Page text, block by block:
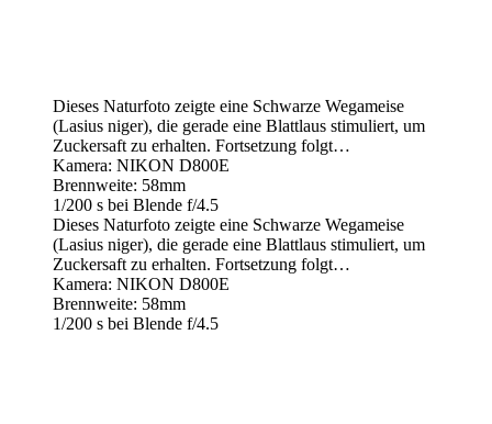
Dieses Naturfoto zeigte eine Schwarze Wegameise
(Lasius niger), die gerade eine Blattlaus stimuliert, um
Zuckersaft zu erhalten. Fortsetzung folgt…
Kamera: NIKON D800E
Brennweite: 58mm
1/200 s bei Blende f/4.5
Dieses Naturfoto zeigte eine Schwarze Wegameise
(Lasius niger), die gerade eine Blattlaus stimuliert, um
Zuckersaft zu erhalten. Fortsetzung folgt…
Kamera: NIKON D800E
Brennweite: 58mm
1/200 s bei Blende f/4.5